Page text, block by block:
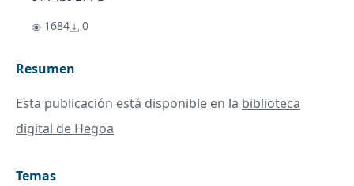
1684
0
Resumen
Esta publicación está disponible en la biblioteca
digital de Hegoa
Temas